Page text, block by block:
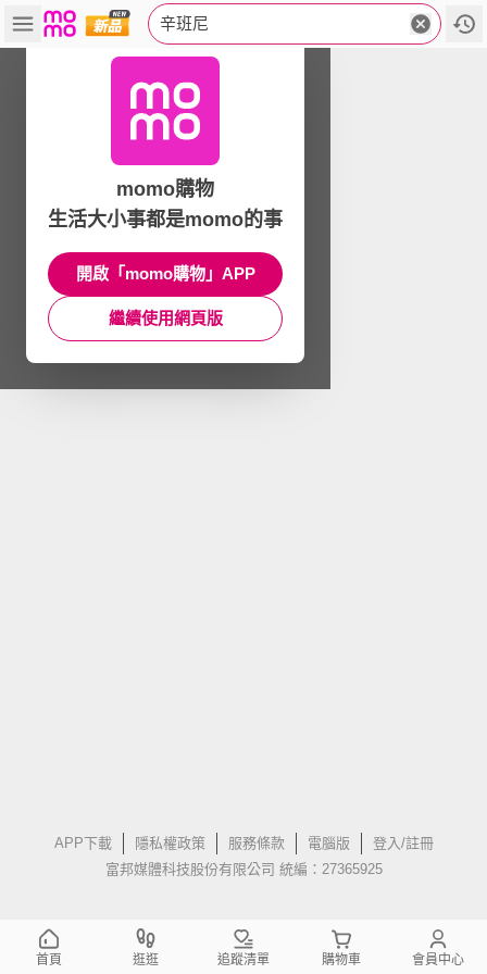
辛班尼
APP下載 隱私權政策 服務條款 電腦版
登入/註冊
富邦媒體科技股份有限公司 統編：27365925
momo購物
生活大小事都是momo的事
開啟「momo購物」APP
繼續使用網頁版
首頁 逛逛 追蹤清單 購物車 會員中心